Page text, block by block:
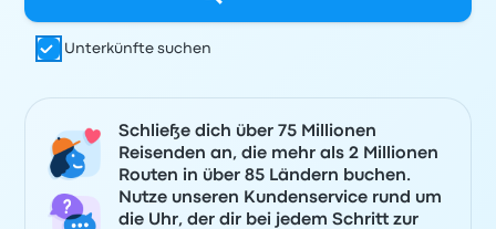
Unterkünfte suchen
Schließe dich über 75 Millionen
Reisenden an, die mehr als 2 Millionen
Routen in über 85 Ländern buchen.
Nutze unseren Kundenservice rund um
die Uhr, der dir bei jedem Schritt zur